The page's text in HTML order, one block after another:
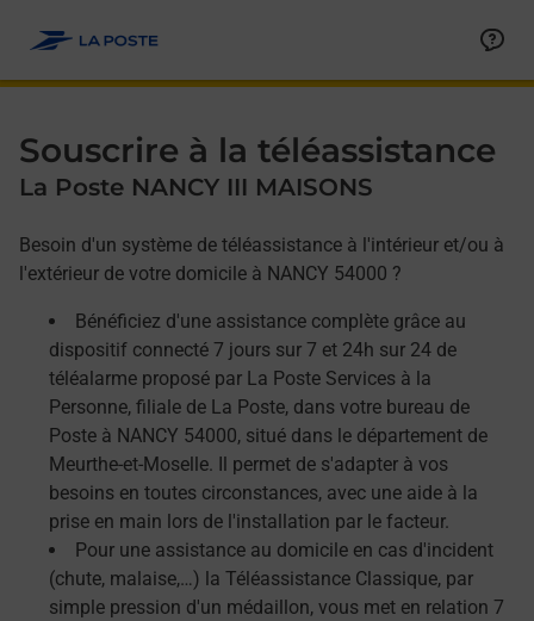
Souscrire à la téléassistance
La Poste NANCY III MAISONS
Besoin d'un système de téléassistance à l'intérieur et/ou à
l'extérieur de votre domicile à NANCY 54000 ?
Bénéficiez d'une assistance complète grâce au
dispositif connecté 7 jours sur 7 et 24h sur 24 de
téléalarme proposé par La Poste Services à la
Personne, filiale de La Poste, dans votre bureau de
Poste à NANCY 54000, situé dans le département de
Meurthe-et-Moselle. Il permet de s'adapter à vos
besoins en toutes circonstances, avec une aide à la
prise en main lors de l'installation par le facteur.
Pour une assistance au domicile en cas d'incident
(chute, malaise,…) la Téléassistance Classique, par
simple pression d'un médaillon, vous met en relation 7